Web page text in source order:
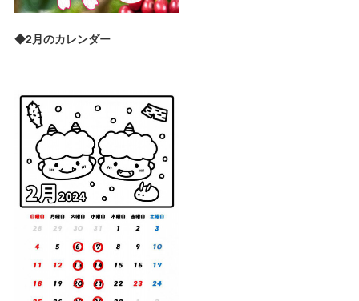
◆2月のカレンダー